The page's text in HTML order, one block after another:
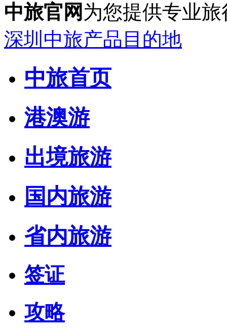
中旅官网 为您提供专业
深圳中旅产品目的地
中旅首页
港澳游
出境旅游
国内旅游
省内旅游
签证
攻略